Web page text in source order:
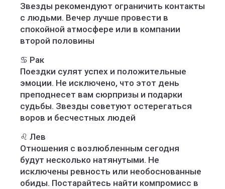
Звезды рекомендуют ограничить контакты
с людьми. Вечер лучше провести в
спокойной атмосфере или в компании
второй половины
♋️ Рак
Поездки сулят успех и положительные
эмоции. Не исключено, что этот день
преподнесет вам сюрпризы и подарки
судьбы. Звезды советуют остерегаться
воров и бесчестных людей
♌️ Лев
Отношения с возлюбленным сегодня
будут несколько натянутыми. Не
исключены ревность или необоснованные
обиды. Постарайтесь найти компромисс в